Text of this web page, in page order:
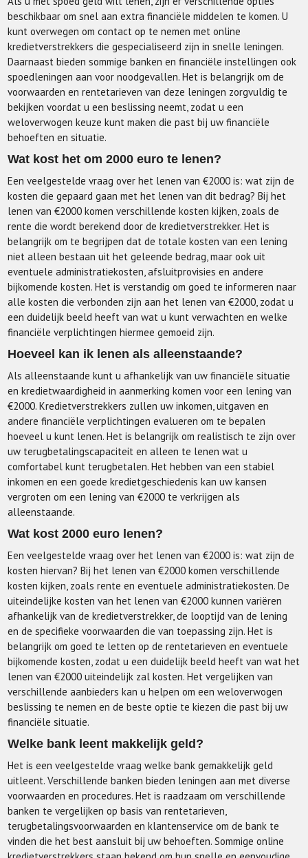
beschikbaar om snel aan extra financiële middelen te komen. U
kunt overwegen om contact op te nemen met online
kredietverstrekkers die gespecialiseerd zijn in snelle leningen.
Daarnaast bieden sommige banken en financiële instellingen ook
spoedleningen aan voor noodgevallen. Het is belangrijk om de
voorwaarden en rentetarieven van deze leningen zorgvuldig te
bekijken voordat u een beslissing neemt, zodat u een
weloverwogen keuze kunt maken die past bij uw financiële
behoeften en situatie.
Wat kost het om 2000 euro te lenen?
Een veelgestelde vraag over het lenen van €2000 is: wat zijn de
kosten die gepaard gaan met het lenen van dit bedrag? Bij het
lenen van €2000 komen verschillende kosten kijken, zoals de
rente die wordt berekend door de kredietverstrekker. Het is
belangrijk om te begrijpen dat de totale kosten van een lening
niet alleen bestaan uit het geleende bedrag, maar ook uit
eventuele administratiekosten, afsluitprovisies en andere
bijkomende kosten. Het is verstandig om goed te informeren naar
alle kosten die verbonden zijn aan het lenen van €2000, zodat u
een duidelijk beeld heeft van wat u kunt verwachten en welke
financiële verplichtingen hiermee gemoeid zijn.
Hoeveel kan ik lenen als alleenstaande?
Als alleenstaande kunt u afhankelijk van uw financiële situatie
en kredietwaardigheid in aanmerking komen voor een lening van
€2000. Kredietverstrekkers zullen uw inkomen, uitgaven en
andere financiële verplichtingen evalueren om te bepalen
hoeveel u kunt lenen. Het is belangrijk om realistisch te zijn over
uw terugbetalingscapaciteit en alleen te lenen wat u
comfortabel kunt terugbetalen. Het hebben van een stabiel
inkomen en een goede kredietgeschiedenis kan uw kansen
vergroten om een lening van €2000 te verkrijgen als
alleenstaande.
Wat kost 2000 euro lenen?
Een veelgestelde vraag over het lenen van €2000 is: wat zijn de
kosten hiervan? Bij het lenen van €2000 komen verschillende
kosten kijken, zoals rente en eventuele administratiekosten. De
uiteindelijke kosten van het lenen van €2000 kunnen variëren
afhankelijk van de kredietverstrekker, de looptijd van de lening
en de specifieke voorwaarden die van toepassing zijn. Het is
belangrijk om goed te letten op de rentetarieven en eventuele
bijkomende kosten, zodat u een duidelijk beeld heeft van wat het
lenen van €2000 uiteindelijk zal kosten. Het vergelijken van
verschillende aanbieders kan u helpen om een weloverwogen
beslissing te nemen en de beste optie te kiezen die past bij uw
financiële situatie.
Welke bank leent makkelijk geld?
Het is een veelgestelde vraag welke bank gemakkelijk geld
uitleent. Verschillende banken bieden leningen aan met diverse
voorwaarden en procedures. Het is raadzaam om verschillende
banken te vergelijken op basis van rentetarieven,
terugbetalingsvoorwaarden en klantenservice om de bank te
vinden die het best aansluit bij uw behoeften. Sommige online